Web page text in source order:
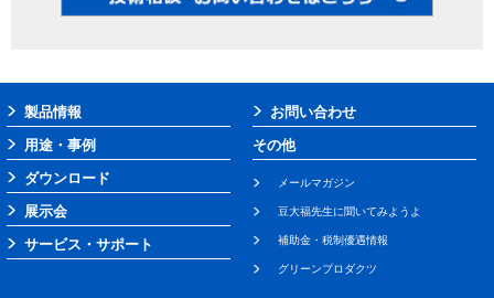
製品情報
用途・事例
ダウンロード
展示会
サービス・サポート
お問い合わせ
その他
メールマガジン
豆大福先生に聞いてみようよ
補助金・税制優遇情報
グリーンプロダクツ